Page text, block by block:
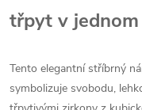
třpyt v jednom
Tento elegantní stříbrný
symbolizuje svobodu,